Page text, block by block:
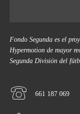
Fondo Segunda es el
Hypermotion de mayor
Segunda División del
661 187 069